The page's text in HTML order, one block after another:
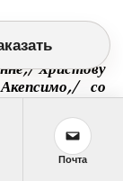
еси,/
Христову
со
Почта